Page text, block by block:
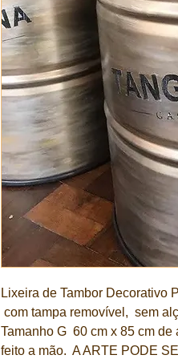
Lixeira de Tambor Decorativo
com tampa removível, sem
Tamanho G 60 cm x 85 cm
feito a mão. A ARTE PODE